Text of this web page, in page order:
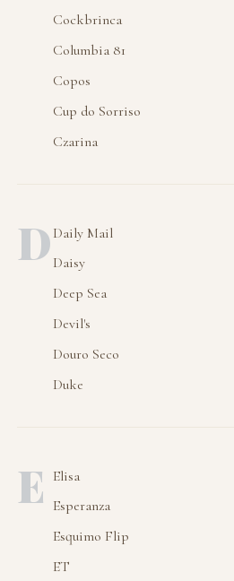
Cockbrinca
Columbia 81
Copos
Cup do Sorriso
Czarina
D Daily Mail
Daisy
Deep Sea
Devil's
Douro Seco
Duke
E Elisa
Esperanza
Esquimo Flip
ET